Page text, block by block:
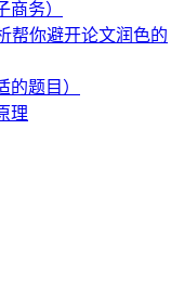
务）
帮你避开论文润色的
题目）
理